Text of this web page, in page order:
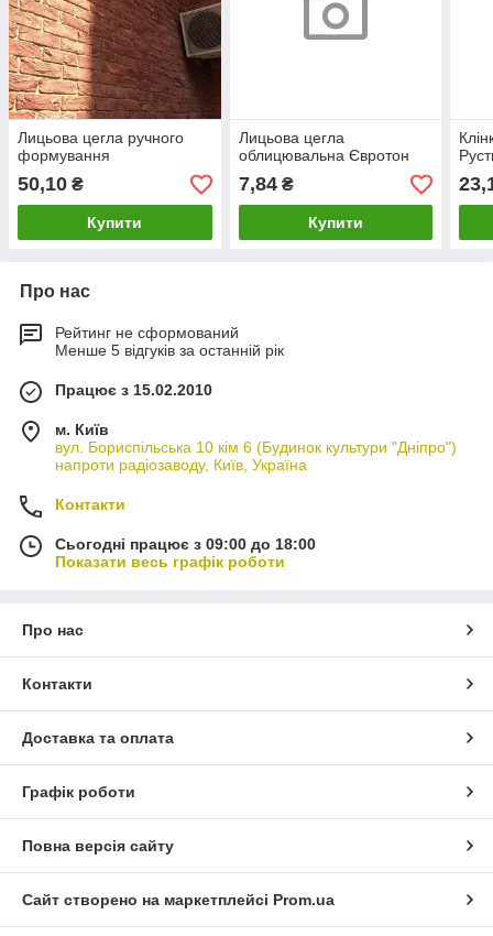
Лицьова цегла ручного
формування
50,10 ₴
Купити
Лицьова цегла
облицювальна Євротон
7,84₴
Купити
Про нас
Рейтинг не сформований
Менше 5 відгуків за останній рік
Працює з 15.02.2010
м. Київ
вул. Бориспільська 10 кім 6 (Будинок культури "Дніпро")
напроти радіозаводу, Київ, Україна
Контакти
Сьогодні працює з 09:00 до 18:00
Показати весь графік роботи
Про нас
Контакти
Доставка та оплата
Графік роботи
Повна версія сайту
Сайт створено на маркетплейсі Prom.ua